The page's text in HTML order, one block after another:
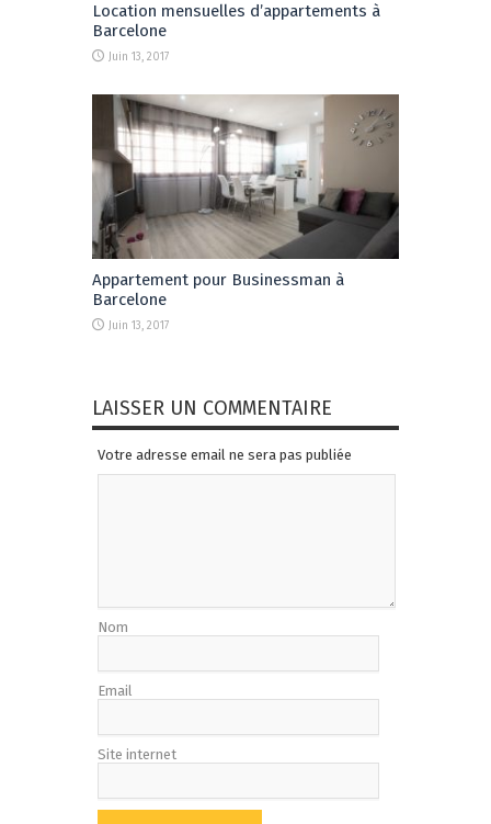
Location mensuelles d’appartements à
Barcelone
Juin 13, 2017
Appartement pour Businessman à
Barcelone
Juin 13, 2017
LAISSER UN COMMENTAIRE
Votre adresse email ne sera pas publiée
Nom
Email
Site internet